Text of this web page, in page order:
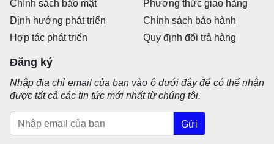
Chính sách bảo mật
Định hướng phát triển
Hợp tác phát triển
Phương thức giao hàng
Chính sách bảo hành
Quy định đổi trả hàng
Đăng ký
Nhập địa chỉ email của bạn vào ô dưới đây để có thể nhận
được tất cả các tin tức mới nhất từ chúng tôi.
Gửi